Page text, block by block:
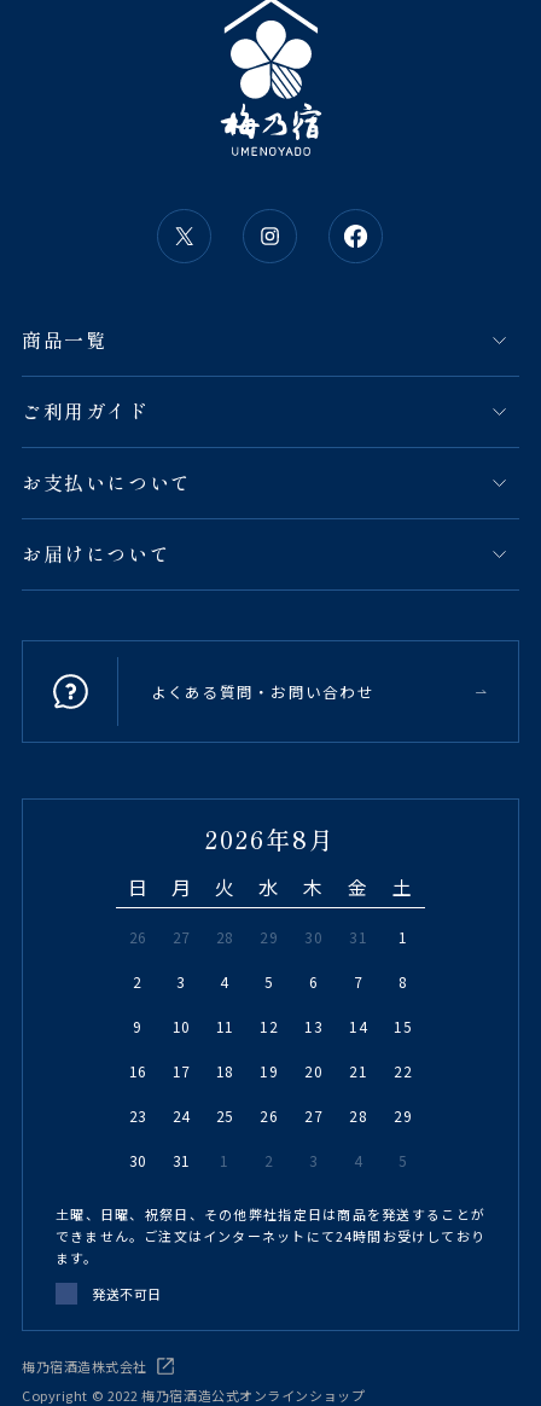
商品一覧
ご利用ガイド
お支払いについて
お届けについて
よくある質問・お問い合わせ
2026年8月
日 月 火 水 木 金 土
26 27 28 29 30 31 1
2 3 4 5 6 7 8
9 10 11 12 13 14 15
16 17 18 19 20 21 22
23 24 25 26 27 28 29
30 31 1 2 3 4 5
土曜、日曜、祝祭日、その他弊社指定日は商品を発送することが
できません。ご注文はインターネットにて24時間お受けしており
ます。
発送不可日
梅乃宿酒造株式会社
Copyright © 2022 梅乃宿酒造公式オンラインショップ